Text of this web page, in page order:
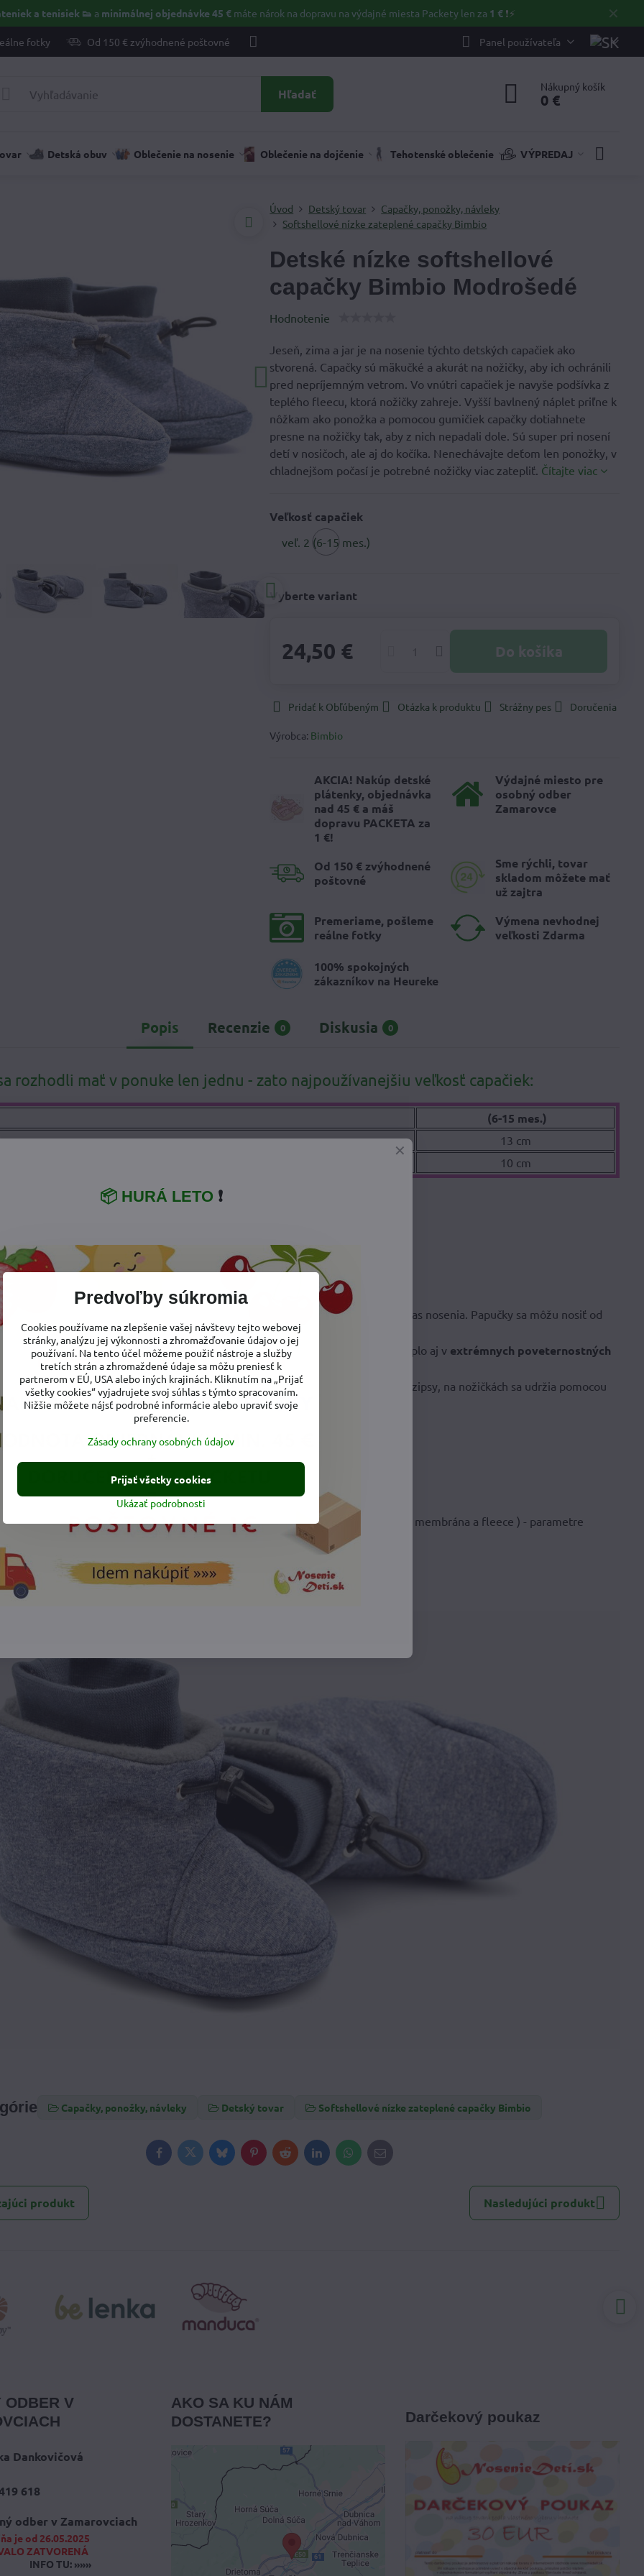
✕
a tenisiek 👟 a minimálnej objednávke 45 €máte nárok na dopravu na výdajné miesta Packety len za 1 €❗⚡️
fotky Od 150 € zvýhodnené poštovné Panel používateľa
Hľadať Nákupný košík
0 €
Detská obuv Oblečenie na nosenie Oblečenie na dojčenie Tehotenské oblečenie VÝPREDAJ
Úvod Detský tovar
Capačky, ponožky, návleky
Softshellové nízke zateplené capačky Bimbio
Detské nízke softshellové
capačky Bimbio Modrošedé
Hodnotenie
Jeseň, zima a jar je na nosenie týchto detských capačiek ako
stvorená. Capačky sú mäkučké a akurát na nožičky, aby ich ochránili
pred nepríjemným vetrom. Vo vnútri capačiek je navyše podšívka z
teplého fleecu, ktorá nožičky zahreje. Vyšší bavlnený náplet priľne k
nôžkam ako ponožka a pomocou gumičiek capačky dotiahnete
presne na nožičky tak, aby z nich nepadali dole. Sú super pri nosení
detí v nosičoch, ale aj do kočíka. Nenechávajte deťom len ponožky, v
chladnejšom počasí je potrebné nožičky viac zatepliť. Čítajte viac
Veľkosť capačiek
veľ. 2 (6-15 mes.)
Vyberte variant
24,50 € Do košíka
Pridať k Obľúbeným Otázka k produktu Strážny pes Doručenia
Výrobca: Bimbio
AKCIA! Nakúp detské
plátenky, objednávka
nad 45 € a máš
dopravu PACKETA za
1 €!
Výdajné miesto pre
osobný odber
Zamarovce
Od 150 € zvýhodnené
poštovné
Sme rýchli, tovar
skladom môžete mať
už zajtra
Premeriame, pošleme
reálne fotky
Výmena nevhodnej
veľkosti Zdarma
100% spokojných
zákazníkov na Heureke
Popis Recenzie 0 Diskusia 0
rozhodli mať v ponuke len jednu - zato najpoužívanejšiu veľkosť capačiek:
(6-15 mes.)
13 cm
10 cm
pre nosené detiv chladných mesiacoch roka.
z vode a vetru odolného softshelu.
poskytujú možnosť dotiahnutia capačiek.
a to nielen v kočíku ale aj počas nosenia. Papučky sa môžu nosiť od
kedykoľvek, keď je vonkuchladnépočasie.
je vyrobená z obľúbeného softshelu, ktorý umožní nožičkám
si teplo aj v extrémnych poveternostných
. Vnútorná vrstva je vyrobená z teplého mikropolarflísu.
vo vnútri papučiekvšitývyšší bavlnenýnáplet. Na papučkách nie sú suché zipsy, na nožičkách sa udržia pomocou
, ktoré sú všité v papučkách v oblasti členkov.
určené na chodenie po vonkajšom prostredí.
zloženie:
softshell - 100% polyester + membrána 100% polyuretan ( 3 vrstvy- softshell, membrána a fleece ) - parametre
fleece - 100% polyester
+ 5% elastan
Capačky, ponožky, návleky Detský tovar Softshellové nízke zateplené capačky Bimbio
FacebookTwitterBlueskyPinterestRedditLinkedInWhatsApp
E-
mail
produkt Nasledujúci produkt
ODBER V
Dankovičová
618
odber v Zamarovciach
je od 26.05.2025
ZATVORENÁ
INFO TU: »»»
AKO SA KU NÁM
DOSTANETE?
Externý obsah je
blokovaný Voľbami
súkromia
Prajete si načítať externý obsah?
Darčekový poukaz
Predvoľby súkromia
Cookies používame na zlepšenie vašej návštevy tejto webovej
stránky, analýzu jej výkonnosti a zhromažďovanie údajov o jej
používaní. Na tento účel môžeme použiť nástroje a služby
tretích strán a zhromaždené údaje sa môžu preniesť k
partnerom v EÚ, USA alebo iných krajinách. Kliknutím na „Prijať
všetky cookies“ vyjadrujete svoj súhlas s týmto spracovaním.
Nižšie môžete nájsť podrobné informácie alebo upraviť svoje
preferencie.
Zásady ochrany osobných údajov
Ukázať podrobnosti
Prijať všetky cookies
📦 HURÁ LETO ❗